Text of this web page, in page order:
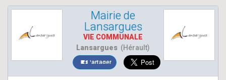
Mairie de
Lansargues
VIE COMMUNALE
Lansargues (Hérault)
Partager